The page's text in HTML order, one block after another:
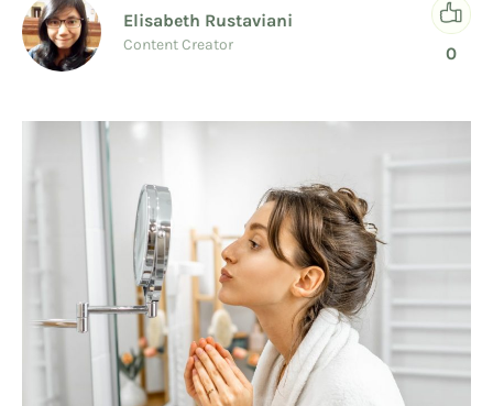
Elisabeth Rustaviani
Content Creator 0